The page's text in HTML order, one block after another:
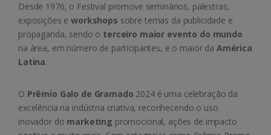
Desde 1976, o Festival promove seminários, palestras,
exposições e workshops sobre temas da publicidade e
propaganda, sendo o terceiro maior evento do mundo
na área, em número de participantes, e o maior da América
Latina.
O Prêmio Galo de Gramado 2024 é uma celebração da
excelência na indústria criativa, reconhecendo o uso
inovador do marketing promocional, ações de impacto